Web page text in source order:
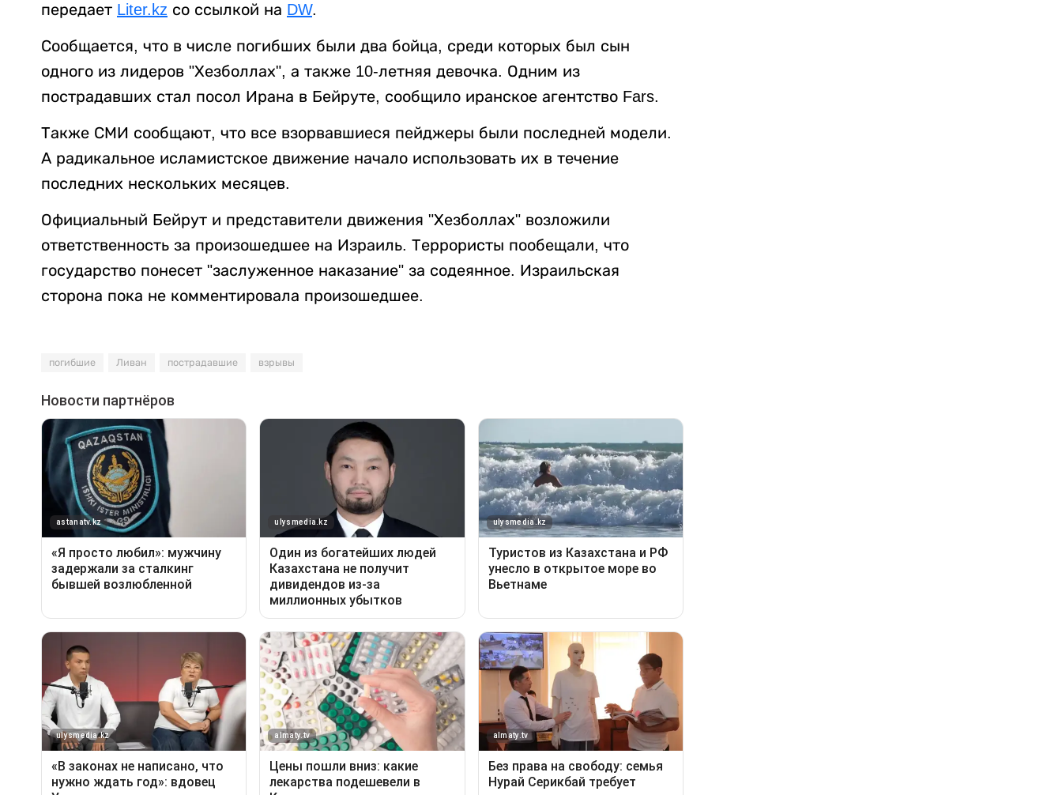
передает Liter.kz со ссылкой на DW.
Сообщается, что в числе погибших были два бойца, среди которых был сын
одного из лидеров "Хезболлах", а также 10-летняя девочка. Одним из
пострадавших стал посол Ирана в Бейруте, сообщило иранское агентство Fars.
Также СМИ сообщают, что все взорвавшиеся пейджеры были последней модели.
А радикальное исламистское движение начало использовать их в течение
последних нескольких месяцев.
Официальный Бейрут и представители движения "Хезболлах" возложили
ответственность за произошедшее на Израиль. Террористы пообещали, что
государство понесет "заслуженное наказание" за содеянное. Израильская
сторона пока не комментировала произошедшее.
погибшие Ливан пострадавшие взрывы